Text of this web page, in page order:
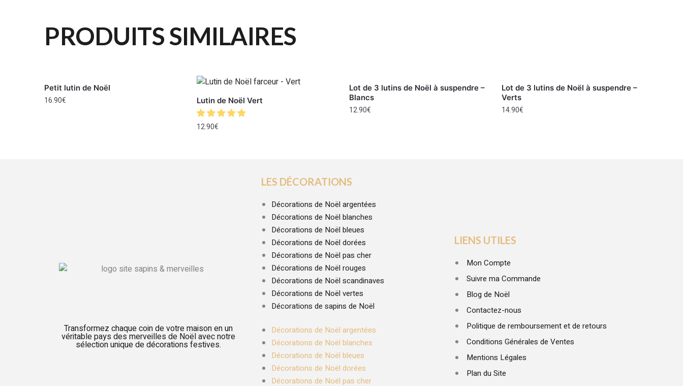
PRODUITS SIMILAIRES
Petit lutin de Noël
16.90€ Lutin de Noël Vert
12.90€
Lot de 3 lutins de Noël à suspendre –
Blancs
12.90€
Lot de 3 lutins de Noël à suspendre –
Verts
14.90€
Transformez chaque coin de votre maison en un
véritable pays des merveilles de Noël avec notre
sélection unique de décorations festives.
LES DÉCORATIONS
Décorations de Noël argentées
Décorations de Noël blanches
Décorations de Noël bleues
Décorations de Noël dorées
Décorations de Noël pas cher
Décorations de Noël rouges
Décorations de Noël scandinaves
Décorations de Noël vertes
Décorations de sapins de Noël
Décorations de Noël argentées
Décorations de Noël blanches
Décorations de Noël bleues
Décorations de Noël dorées
Décorations de Noël pas cher
LIENS UTILES
Mon Compte
Suivre ma Commande
Blog de Noël
Contactez-nous
Politique de remboursement et de retours
Conditions Générales de Ventes
Mentions Légales
Plan du Site